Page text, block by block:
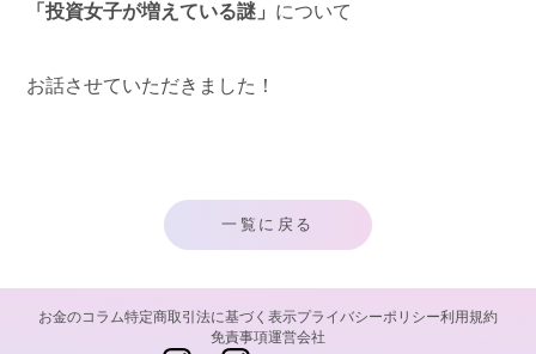
「投資女子が増えている謎」 について
お話させていただきました！
一覧に戻る
お金のコラム特定商取引法に基づく表示プライバシーポリシー利用規約
免責事項運営会社